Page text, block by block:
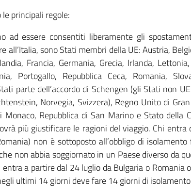
le principali regole:
ad essere consentiti liberamente gli
all’Italia, sono Stati membri della UE: Austria,
Francia, Germania, Grecia, Irlanda,
Portogallo, Repubblica Ceca, Romania,
parte dell’accordo di Schengen (gli Stati non
Norvegia, Svizzera), Regno Unito di
Monaco, Repubblica di San Marino e Stato della
più giustificare le ragioni del viaggio. Chi
non è sottoposto all’obbligo di
non abbia soggiornato in un Paese diverso da
entra a partire dal 24 luglio da Bulgaria o
ultimi 14 giorni deve fare 14 giorni di